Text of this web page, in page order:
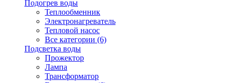
Подогрев воды
Теплообменник
Электронагреватель
Тепловой насос
Все категории (6)
Подсветка воды
Прожектор
Лампа
Трансформатор